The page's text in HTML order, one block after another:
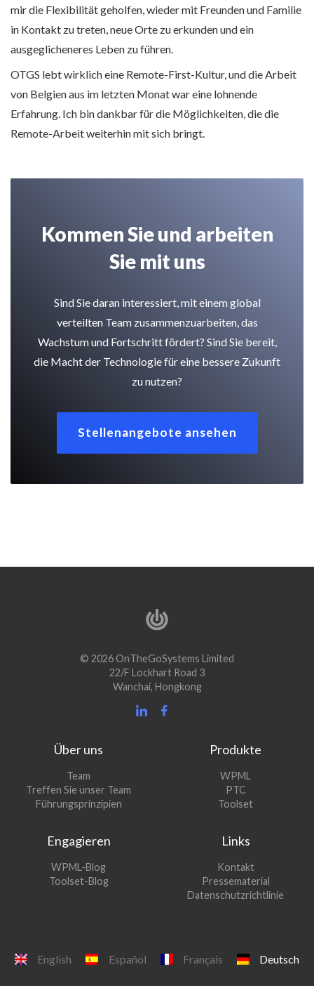
mir die Flexibilität geholfen, wieder mit Freunden und Familie
in Kontakt zu treten, neue Orte zu erkunden und ein
ausgeglicheneres Leben zu führen.
OTGS lebt wirklich eine Remote-First-Kultur, und die Arbeit
von Belgien aus im letzten Monat war eine lohnende
Erfahrung. Ich bin dankbar für die Möglichkeiten, die die
Remote-Arbeit weiterhin mit sich bringt.
Kommen Sie und arbeiten
Sie mit uns
Sind Sie daran interessiert, mit einem global
verteilten Team zusammenzuarbeiten, das
Wachstum und Fortschritt fördert? Sind Sie bereit,
die Macht der Technologie für eine bessere Zukunft
zu nutzen?
Stellenangebote ansehen
© 2026 OnTheGoSystems Limited
22/F Lockhart Road 3
Wanchai, Hongkong
Über uns
Team
Treffen Sie unser Team
Führungsprinzipien
Produkte
WPML
in
PTC(öffnet
sich
neuen
Toolset(öffnet
Fenster)
Engagieren
WPML-Blog
sich
Toolset-Blog(öffnet
Links
Kontakt
Pressematerial
Datenschutzrichtlinie
English Español Français Deutsch